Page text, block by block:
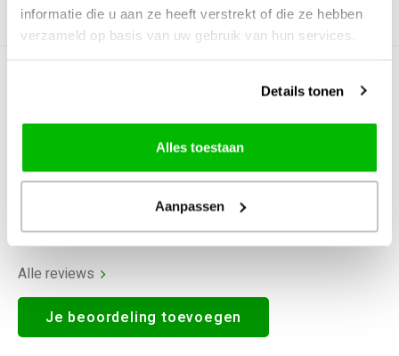
informatie die u aan ze heeft verstrekt of die ze hebben
verzameld op basis van uw gebruik van hun services.
Details tonen
Alles toestaan
Aanpassen
Gerelateerde producten
0Reviews
Alle reviews
Je beoordeling toevoegen